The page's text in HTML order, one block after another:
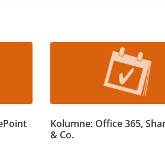
Kolumne: Office 365,
& Co.